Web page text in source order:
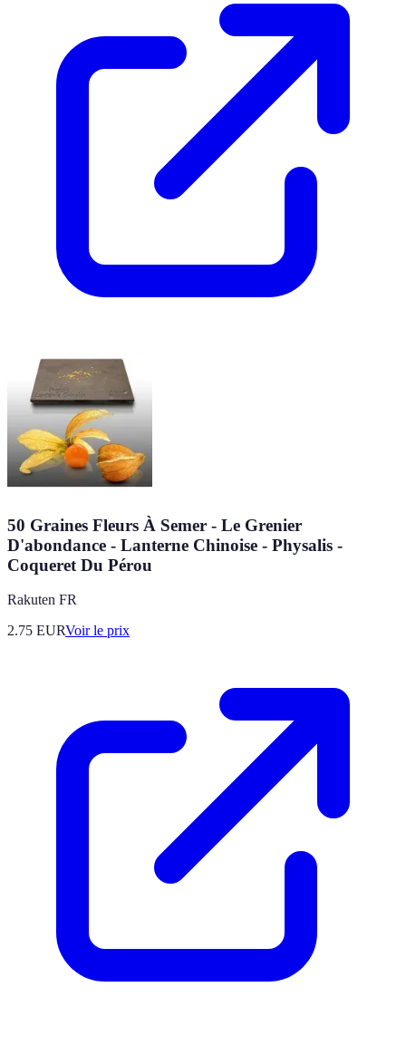
50 Graines Fleurs À Semer - Le Grenier
D'abondance - Lanterne Chinoise - Physalis -
Coqueret Du Pérou
Rakuten FR
2.75 EURVoir le prix